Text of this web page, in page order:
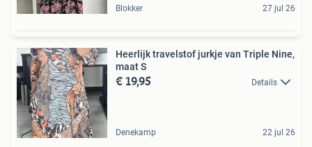
Blokker 27 jul 26
Heerlijk travelstof jurkje van Triple Nine,
maat S
€ 19,95 Details
Denekamp 22 jul 26